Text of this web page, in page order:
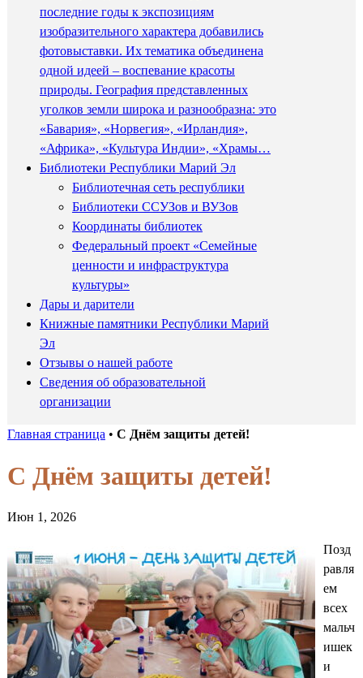
последние годы к экспозициям
изобразительного характера добавились
фотовыставки. Их тематика объединена
одной идеей – воспевание красоты
природы. География представленных
уголков земли широка и разнообразна: это
«Бавария», «Норвегия», «Ирландия»,
«Африка», «Культура Индии», «Храмы…
Библиотеки Республики Марий Эл
Библиотечная сеть республики
Библиотеки ССУЗов и ВУЗов
Координаты библиотек
Федеральный проект «Семейные
ценности и инфраструктура
культуры»
Дары и дарители
Книжные памятники Республики Марий
Эл
Отзывы о нашей работе
Сведения об образовательной
организации
Главная страница • С Днём защиты детей!
С Днём защиты детей!
Июн 1, 2026
Позд
равля
ем
всех
мальч
ишек
и